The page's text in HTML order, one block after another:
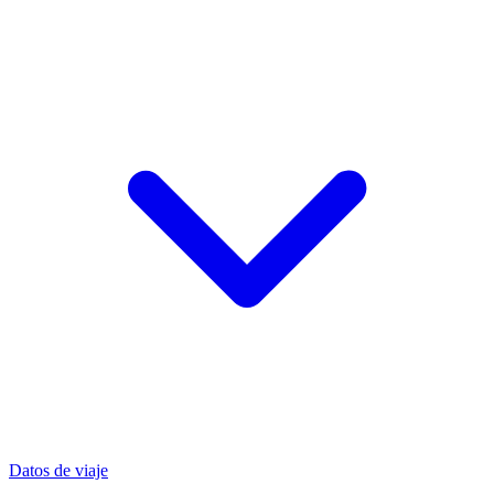
Datos de viaje